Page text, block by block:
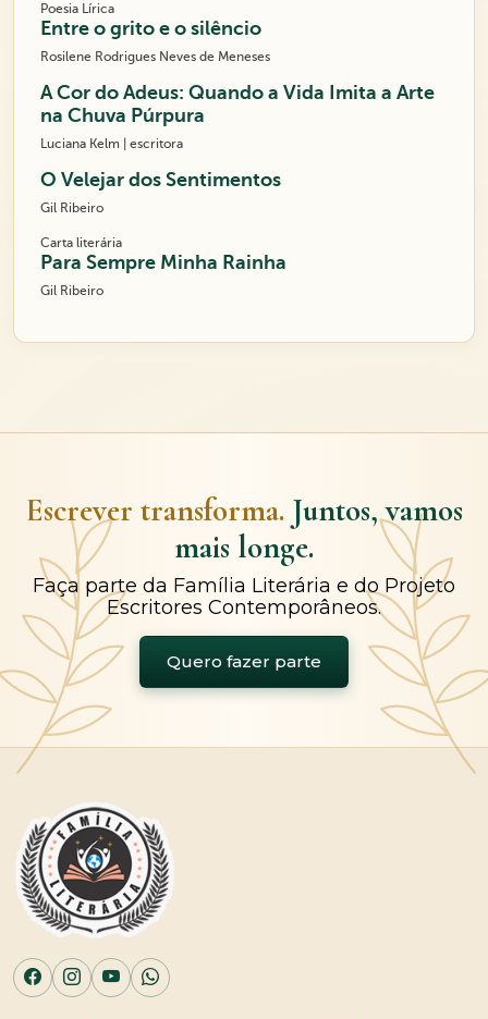
Poesia Lírica
Entre o grito e o silêncio
Rosilene Rodrigues Neves de Meneses
A Cor do Adeus: Quando a Vida Imita a Arte
na Chuva Púrpura
Luciana Kelm | escritora
O Velejar dos Sentimentos
Gil Ribeiro
Carta literária
Para Sempre Minha Rainha
Gil Ribeiro
Escrever transforma. Juntos, vamos
mais longe.
Faça parte da Família Literária e do Projeto
Escritores Contemporâneos.
Quero fazer parte